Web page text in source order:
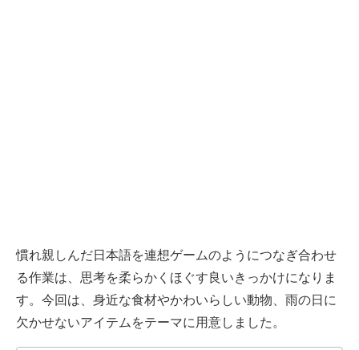
慣れ親しんだ日本語を連想ゲームのようにつなぎ合わせ
る作業は、思考を柔らかくほぐす良いきっかけになりま
す。今回は、身近な食材やかわいらしい動物、雨の日に
欠かせないアイテムをテーマに用意しました。